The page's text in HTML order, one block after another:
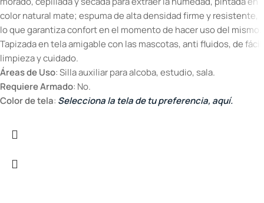
color natural mate; espuma de alta densidad firme y resistente,
lo que garantiza confort en el momento de hacer uso del mismo.
Tapizada en tela amigable con las mascotas, anti fluidos, de fácil
limpieza y cuidado.
Áreas de Uso: Silla auxiliar para alcoba, estudio, sala.
Requiere Armado: No.
Color de tela: Selecciona la tela de tu preferencia, aquí.